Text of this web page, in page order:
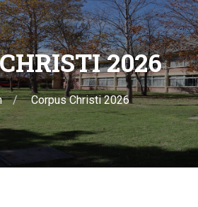
2026
Corpus Christi 2026